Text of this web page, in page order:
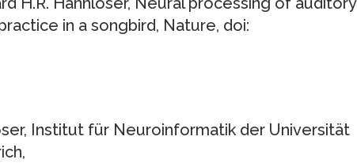
in a songbird, Nature, doi:
Institut für Neuroinformatik der Universität